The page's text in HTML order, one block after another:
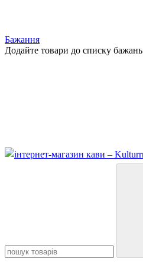
Бажання
Додайте товари до списку бажань